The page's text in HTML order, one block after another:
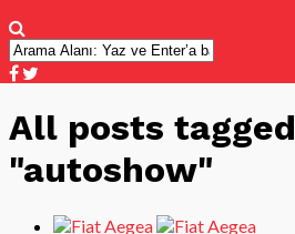
All posts tagged
"autoshow"